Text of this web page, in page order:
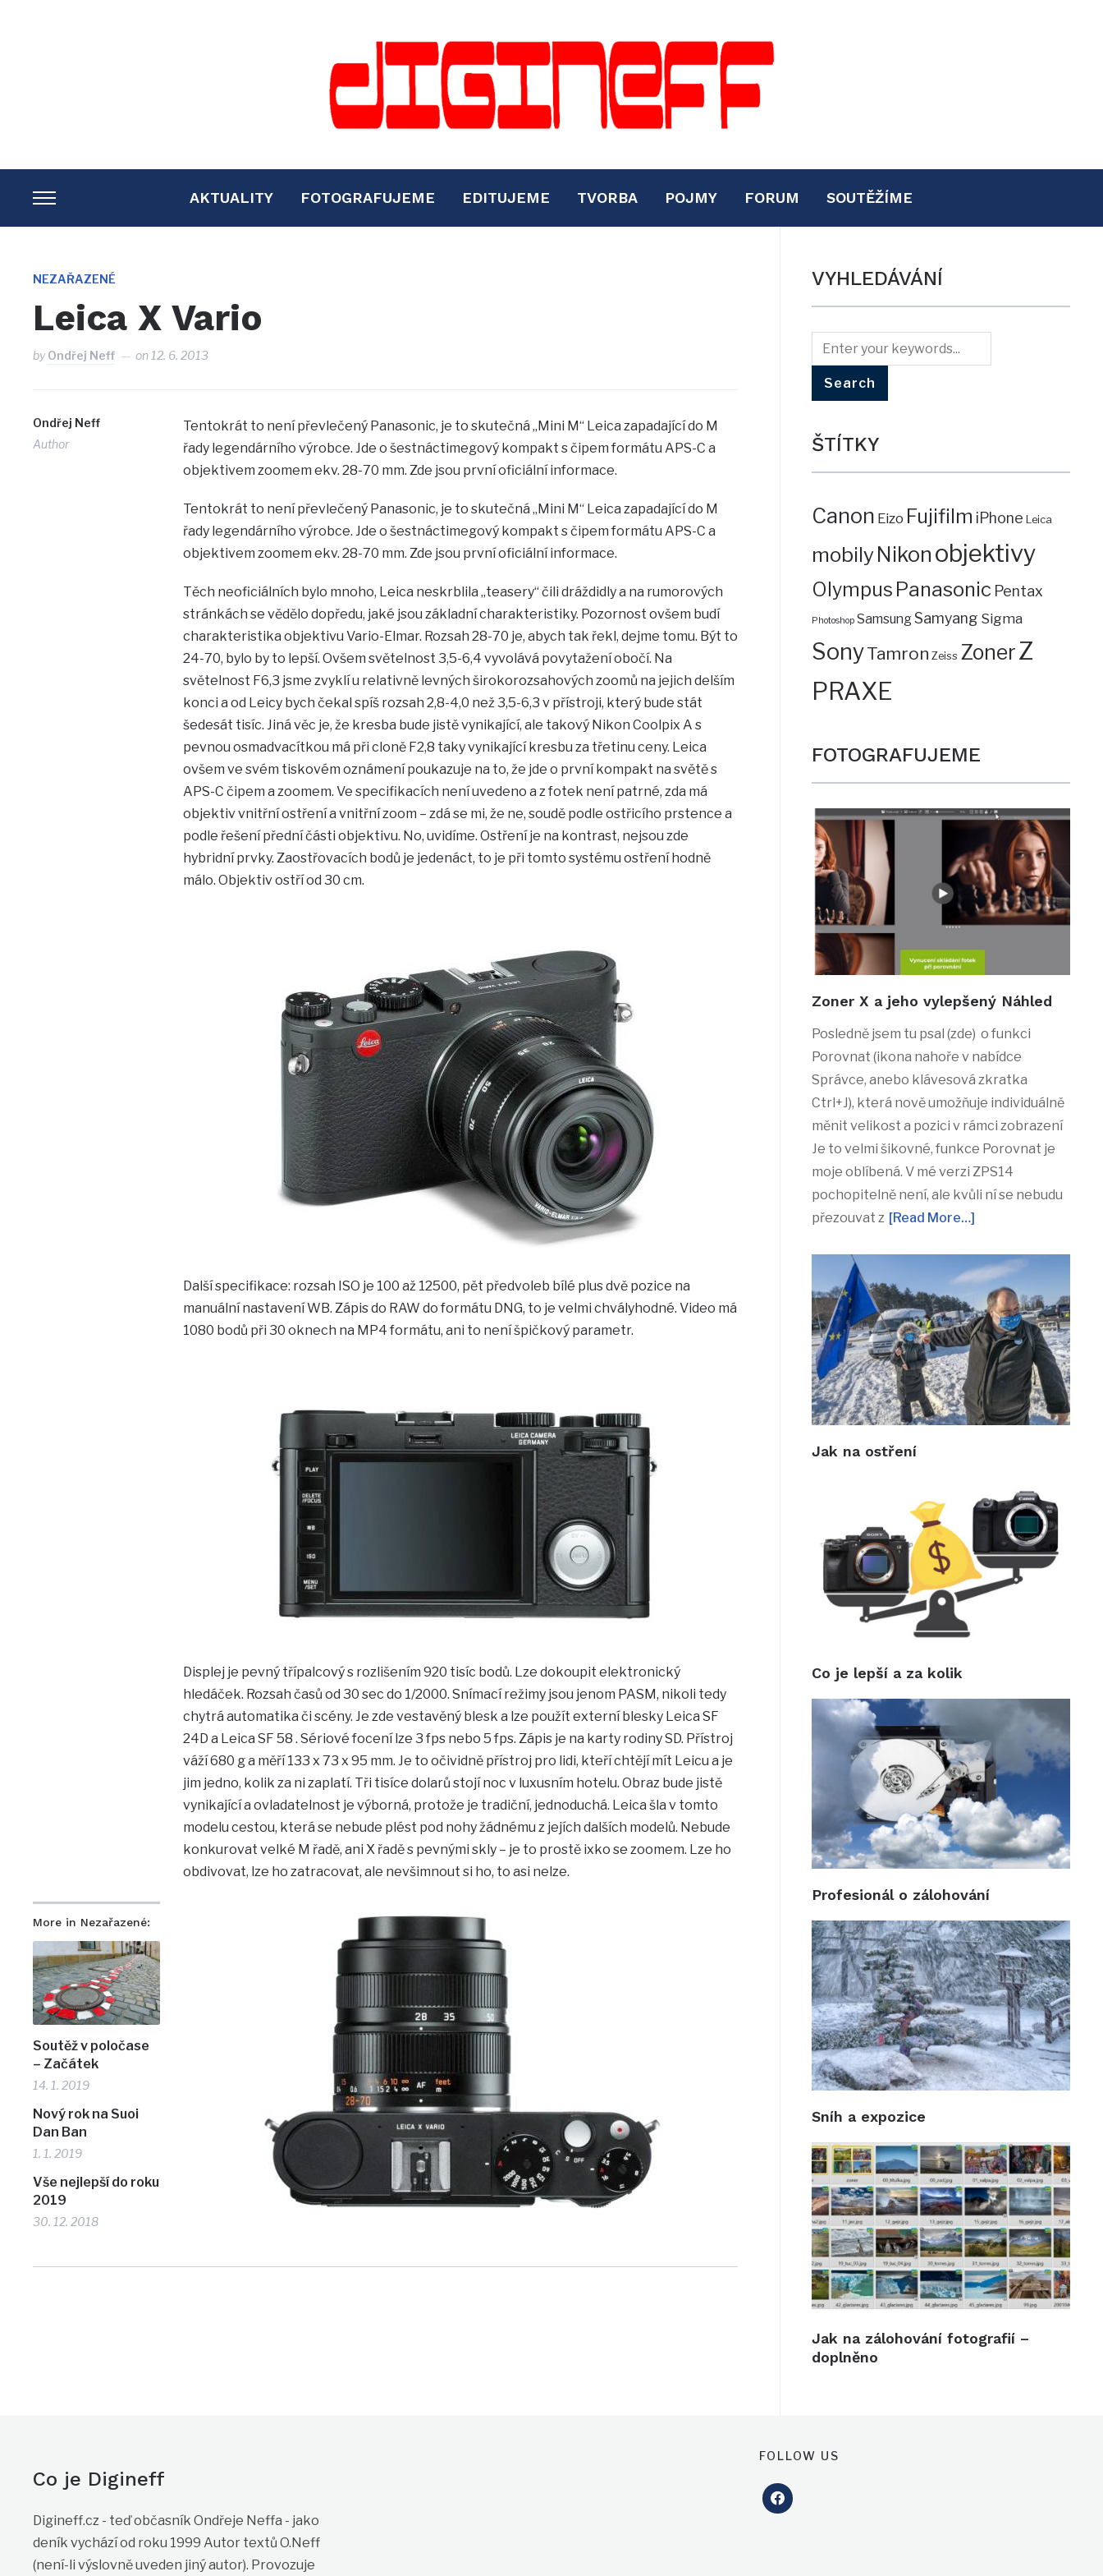
TOGGLE
SIDEBAR
NAVIGATION
AKTUALITY FOTOGRAFUJEME EDITUJEME TVORBA POJMY FORUM SOUTĚŽÍME
NEZAŘAZENÉ
Leica X Vario
byOndřej Neff on 12. 6. 2013
Ondřej Neff
Author
More in Nezařazené:
Soutěž v poločase
– Začátek
14. 1. 2019
Nový rok na Suoi
Dan Ban
1. 1. 2019
Vše nejlepší do roku
2019
30. 12. 2018
Tentokrát to není převlečený Panasonic, je to skutečná „Mini M“ Leica zapadající do M
řady legendárního výrobce. Jde o šestnáctimegový kompakt s čipem formátu APS-C a
objektivem zoomem ekv. 28-70 mm. Zde jsou první oficiální informace.
Tentokrát to není převlečený Panasonic, je to skutečná „Mini M“ Leica zapadající do M
řady legendárního výrobce. Jde o šestnáctimegový kompakt s čipem formátu APS-C a
objektivem zoomem ekv. 28-70 mm. Zde jsou první oficiální informace.
Těch neoficiálních bylo mnoho, Leica neskrblila „teasery“ čili dráždidly a na rumorových
stránkách se vědělo dopředu, jaké jsou základní charakteristiky. Pozornost ovšem budí
charakteristika objektivu Vario-Elmar. Rozsah 28-70 je, abych tak řekl, dejme tomu. Být to
24-70, bylo by to lepší. Ovšem světelnost 3,5-6,4 vyvolává povytažení obočí. Na
světelnost F6,3 jsme zvyklí u relativně levných širokorozsahových zoomů na jejich delším
konci a od Leicy bych čekal spíš rozsah 2,8-4,0 než 3,5-6,3 v přístroji, který bude stát
šedesát tisíc. Jiná věc je, že kresba bude jistě vynikající, ale takový Nikon Coolpix A s
pevnou osmadvacítkou má při cloně F2,8 taky vynikající kresbu za třetinu ceny. Leica
ovšem ve svém tiskovém oznámení poukazuje na to, že jde o první kompakt na světě s
APS-C čipem a zoomem. Ve specifikacích není uvedeno a z fotek není patrné, zda má
objektiv vnitřní ostření a vnitřní zoom – zdá se mi, že ne, soudě podle ostřicího prstence a
podle řešení přední části objektivu. No, uvidíme. Ostření je na kontrast, nejsou zde
hybridní prvky. Zaostřovacích bodů je jedenáct, to je při tomto systému ostření hodně
málo. Objektiv ostří od 30 cm.
Další specifikace: rozsah ISO je 100 až 12500, pět předvoleb bílé plus dvě pozice na
manuální nastavení WB. Zápis do RAW do formátu DNG, to je velmi chvályhodné. Video má
1080 bodů při 30 oknech na MP4 formátu, ani to není špičkový parametr.
Displej je pevný třípalcový s rozlišením 920 tisíc bodů. Lze dokoupit elektronický
hledáček. Rozsah časů od 30 sec do 1/2000. Snímací režimy jsou jenom PASM, nikoli tedy
chytrá automatika či scény. Je zde vestavěný blesk a lze použít externí blesky Leica SF
24D a Leica SF 58 . Sériové focení lze 3 fps nebo 5 fps. Zápis je na karty rodiny SD. Přístroj
váží 680 g a měří 133 x 73 x 95 mm. Je to očividně přístroj pro lidi, kteří chtějí mít Leicu a je
jim jedno, kolik za ni zaplatí. Tři tisíce dolarů stojí noc v luxusním hotelu. Obraz bude jistě
vynikající a ovladatelnost je výborná, protože je tradiční, jednoduchá. Leica šla v tomto
modelu cestou, která se nebude plést pod nohy žádnému z jejích dalších modelů. Nebude
konkurovat velké M řadě, ani X řadě s pevnými skly – je to prostě ixko se zoomem. Lze ho
obdivovat, lze ho zatracovat, ale nevšimnout si ho, to asi nelze.
VYHLEDÁVÁNÍ
ŠTÍTKY
Canon Eizo Fujifilm iPhone Leica
mobilyNikon objektivy
Olympus Panasonic Pentax
Photoshop SamsungSamyang Sigma
SonyTamron Zeiss ZonerZ
PRAXE
FOTOGRAFUJEME
Zoner X a jeho vylepšený Náhled
Posledně jsem tu psal (zde) o funkci
Porovnat (ikona nahoře v nabídce
Správce, anebo klávesová zkratka
Ctrl+J), která nově umožňuje individuálně
měnit velikost a pozici v rámci zobrazení
Je to velmi šikovné, funkce Porovnat je
moje oblíbená. V mé verzi ZPS14
pochopitelně není, ale kvůli ní se nebudu
přezouvat z [Read More…]
Jak na ostření
Co je lepší a za kolik
Profesionál o zálohování
Sníh a expozice
Jak na zálohování fotografií –
doplněno
Co je Digineff
Digineff.cz - teď občasník Ondřeje Neffa - jako
deník vychází od roku 1999 Autor textů O.Neff
(není-li výslovně uveden jiný autor). Provozuje
FOLLOW US
facebook